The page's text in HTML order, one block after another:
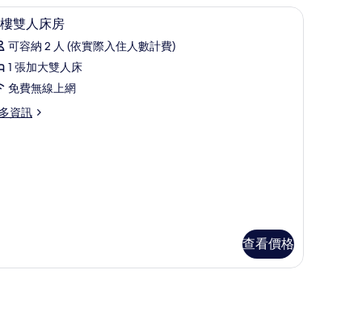
客房內保險箱、書桌、筆電工作空間高級寢具、客房內保險箱、書桌、筆電工作空
11雙人床房
可容納 2 人 (依實際入住人數計費)
1 張加大雙人床
免費無線上網
資訊
查看價格
空間